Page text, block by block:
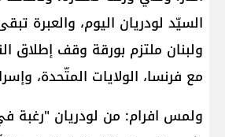
السيّد لودريان اليوم، والعبرة
ولبنان ملتزم بورقة وقف إطلاق
مع فرنسا، الولايات المتّحدة،
ولمس افرام: من لودريان "رغبة